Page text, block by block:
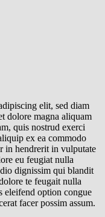
elit, sed diam
dolore magna aliquam
quis nostrud exerci
ex ea commodo
in hendrerit in vulputate
eu feugiat nulla
dignissim qui blandit
te feugait nulla
eleifend option congue
facer possim assum.